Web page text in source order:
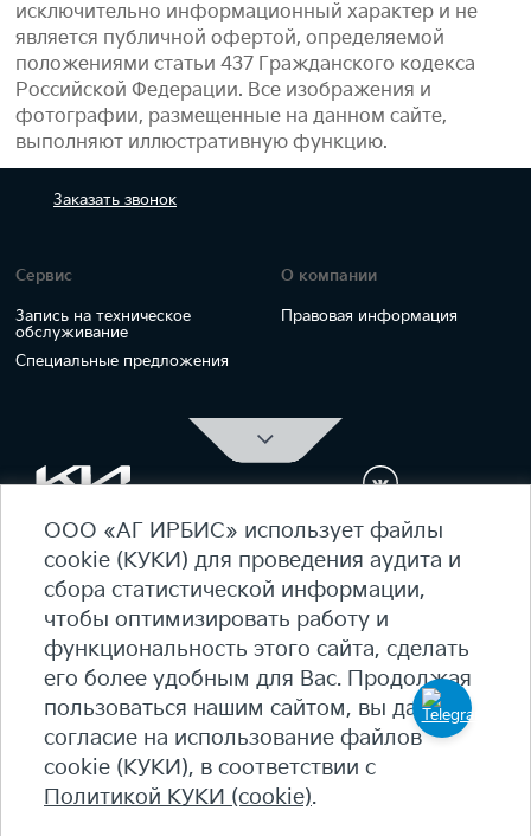
исключительно информационный характер и не
является публичной офертой, определяемой
положениями статьи 437 Гражданского кодекса
Российской Федерации. Все изображения и
фотографии, размещенные на данном сайте,
выполняют иллюстративную функцию.
Заказать звонок
Сервис
Запись на техническое
обслуживание
Специальные предложения
О компании
Правовая информация
ОФИЦИАЛЬНЫЙ ДИЛЕР Kia Ирбис
ежедневно 09:00 - 21:00
7 (495) 476-39-64
Карта сайта
Политика конфиденциальности
Политика КУКИ (cookie)
+7(495) 644-18-18
© 2026 Студеный пр-д, 7Б - 90 км МКАД, внутренняя
сторона​
ООО «АГ ИРБИС» использует файлы
cookie (КУКИ) для проведения аудита и
сбора статистической информации,
чтобы оптимизировать работу и
функциональность этого сайта, сделать
его более удобным для Вас. Продолжая
пользоваться нашим сайтом, вы даете
согласие на использование файлов
cookie (КУКИ), в соответствии с
Политикой КУКИ (cookie).